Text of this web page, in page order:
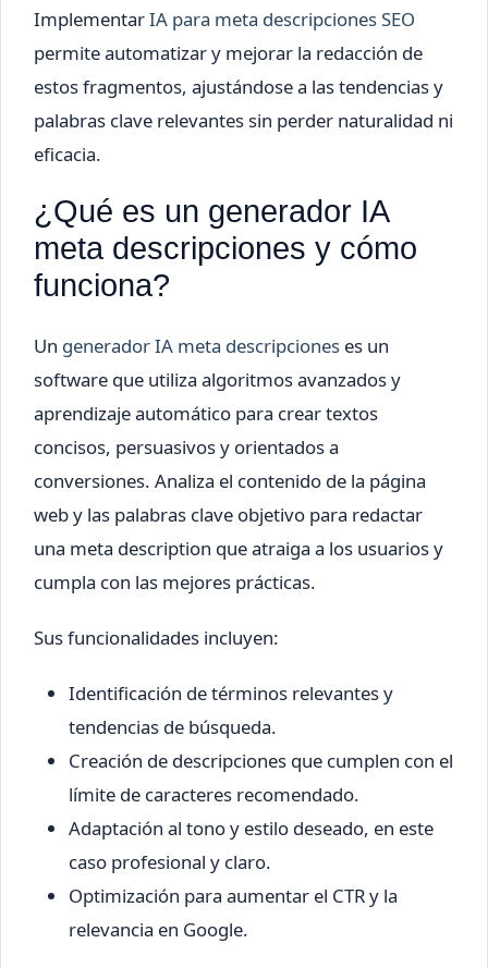
ImplementarIA para meta descripciones SEO
permite automatizar y mejorar la redacción de
estos fragmentos, ajustándose a las tendencias y
palabras clave relevantes sin perder naturalidad ni
eficacia.
¿Qué es un generador IA
meta descripciones y cómo
funciona?
Un generador IA meta descripciones es un
software que utiliza algoritmos avanzados y
aprendizaje automático para crear textos
concisos, persuasivos y orientados a
conversiones. Analiza el contenido de la página
web y las palabras clave objetivo para redactar
una meta description que atraiga a los usuarios y
cumpla con las mejores prácticas.
Sus funcionalidades incluyen:
Identificación de términos relevantes y
tendencias de búsqueda.
Creación de descripciones que cumplen con el
límite de caracteres recomendado.
Adaptación al tono y estilo deseado, en este
caso profesional y claro.
Optimización para aumentar el CTR y la
relevancia en Google.